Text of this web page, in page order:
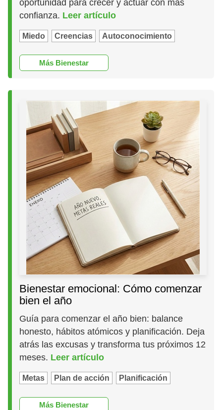
oportunidad para crecer y actuar con más
confianza. Leer artículo
Miedo Creencias Autoconocimiento
Más Bienestar
Bienestar emocional: Cómo comenzar
bien el año
Guía para comenzar el año bien: balance
honesto, hábitos atómicos y planificación. Deja
atrás las excusas y transforma tus próximos 12
meses. Leer artículo
Metas Plan de acción Planificación
Más Bienestar